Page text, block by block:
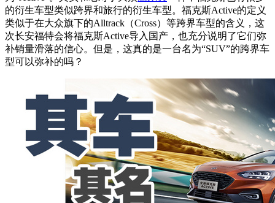
的衍生车型类似跨界和旅行的衍生车型。 福克斯Active的定义
类似于在大众旗下的Alltrack（Cross）等跨界车型的含义，这
次长安福特会将福克斯Active导入国产，也充分说明了它们弥
补销量滑落的信心。但是，这真的是一台名为“SUV”的跨界车
型可以弥补的吗？